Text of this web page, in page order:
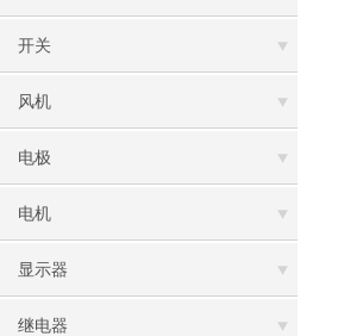
开关
风机
电极
电机
显示器
继电器